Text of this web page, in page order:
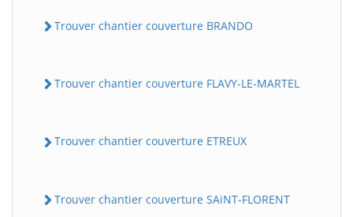
Trouver chantier couverture BRANDO
Trouver chantier couverture FLAVY-LE-MARTEL
Trouver chantier couverture ETREUX
Trouver chantier couverture SAiNT-FLORENT